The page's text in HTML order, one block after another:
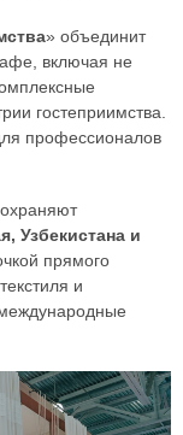
» объединит
включая не
гостеприимства.
профессионалов
Узбекистана и
прямого
и